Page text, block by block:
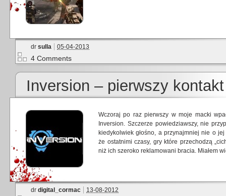
dr sulla 05-04-2013
4 Comments
Inversion – pierwszy kontakt
Wczoraj po raz pierwszy w moje macki
Inversion. Szczerze powiedziawszy, nie
kiedykolwiek głośno, a przynajmniej nie o
że ostatnimi czasy, gry które przechodzą
niż ich szeroko reklamowani bracia. Miałem
dr digital_cormac 13-08-2012